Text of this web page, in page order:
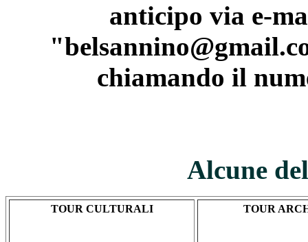
anticipo via e-
chiamando il
Alcune
TOUR CULTURALI TOUR